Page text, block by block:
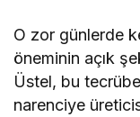
O zor günlerde
öneminin açık
Üstel, bu
narenciye